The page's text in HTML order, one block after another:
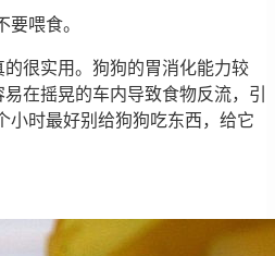
要喂食。
很实用。狗狗的胃消化能力较
在摇晃的车内导致食物反流，引
小时最好别给狗狗吃东西，给它